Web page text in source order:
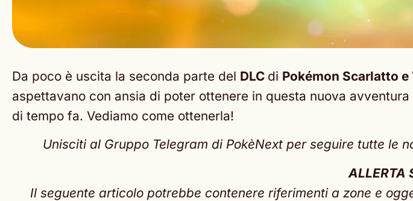
Da poco è uscita la seconda parte del DLC di Pokémon Scarlatto
aspettavano con ansia di poter ottenere in questa nuova avventura
di tempo fa. Vediamo come ottenerla!
Unisciti al Gruppo Telegram di PokèNext per seguire tutte le
ALLERTA
Il seguente articolo potrebbe contenere riferimenti a zone e